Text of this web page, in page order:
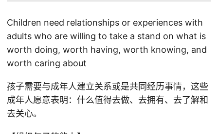
Children need relationships or experiences with
adults who are willing to take a stand on what is
worth doing, worth having, worth knowing, and
worth caring about
孩子需要与成年人建立关系或是共同经历事情，这些
成年人愿意表明：什么值得去做、去拥有、去了解和
去关心。